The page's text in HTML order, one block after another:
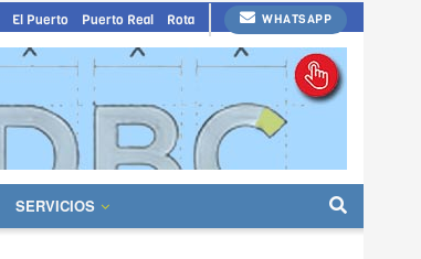
El Puerto Puerto Real Rota WHATSAPP
SERVICIOS